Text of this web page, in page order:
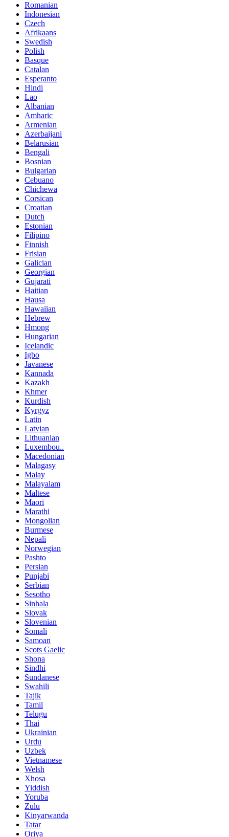
Romanian
Indonesian
Czech
Afrikaans
Swedish
Polish
Basque
Catalan
Esperanto
Hindi
Lao
Albanian
Amharic
Armenian
Azerbaijani
Belarusian
Bengali
Bosnian
Bulgarian
Cebuano
Chichewa
Corsican
Croatian
Dutch
Estonian
Filipino
Finnish
Frisian
Galician
Georgian
Gujarati
Haitian
Hausa
Hawaiian
Hebrew
Hmong
Hungarian
Icelandic
Igbo
Javanese
Kannada
Kazakh
Khmer
Kurdish
Kyrgyz
Latin
Latvian
Lithuanian
Luxembou..
Macedonian
Malagasy
Malay
Malayalam
Maltese
Maori
Marathi
Mongolian
Burmese
Nepali
Norwegian
Pashto
Persian
Punjabi
Serbian
Sesotho
Sinhala
Slovak
Slovenian
Somali
Samoan
Scots Gaelic
Shona
Sindhi
Sundanese
Swahili
Tajik
Tamil
Telugu
Thai
Ukrainian
Urdu
Uzbek
Vietnamese
Welsh
Xhosa
Yiddish
Yoruba
Zulu
Kinyarwanda
Tatar
Oriya